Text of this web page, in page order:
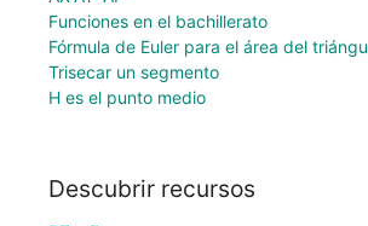
Funciones en el bachillerato
Fórmula de Euler para el área del
Trisecar un segmento
H es el punto medio
Descubrir recursos